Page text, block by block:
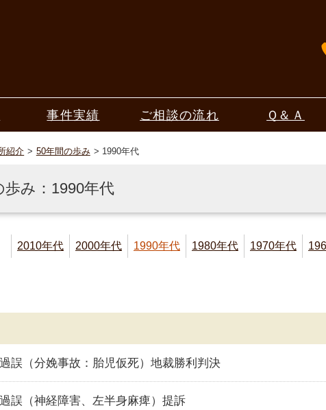
事件実績 ご相談の流れ Ｑ＆Ａ
紹介 50年間の歩み 1990年代
歩み：1990年代
2010年代 2000年代 1990年代 1980年代 1970年代
誤（分娩事故：胎児仮死）地裁勝利判決
誤（神経障害、左半身麻痺）提訴